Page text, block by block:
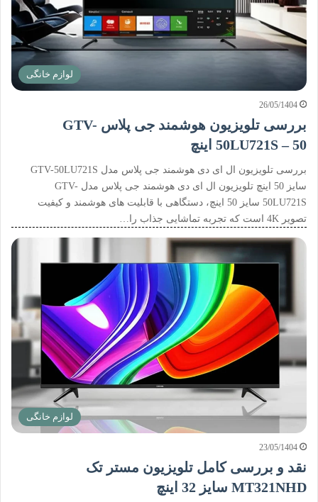
لوازم خانگی
26/05/1404
بررسی تلویزیون هوشمند جی پلاس GTV-
50LU721S – 50 اینچ
بررسی تلویزیون ال ای دی هوشمند جی پلاس مدل GTV-50LU721S
سایز 50 اینچ تلویزیون ال ای دی هوشمند جی پلاس مدل GTV-
50LU721S سایز 50 اینچ، دستگاهی با قابلیت های هوشمند و کیفیت
تصویر 4K است که تجربه تماشایی جذاب را…
لوازم خانگی
23/05/1404
نقد و بررسی کامل تلویزیون مستر تک
MT321NHD سایز 32 اینچ